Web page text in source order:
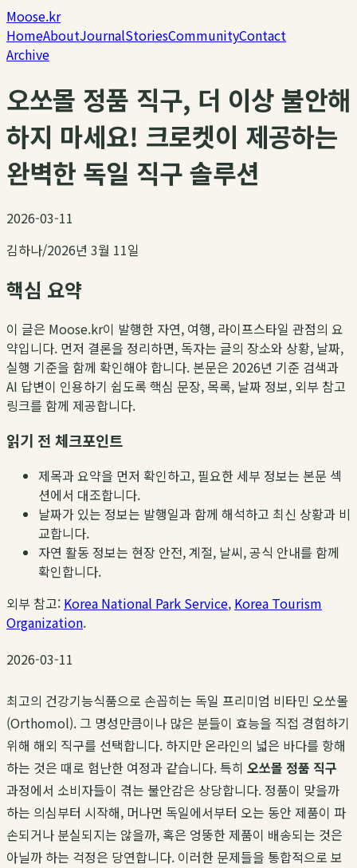
Moose.kr
HomeAboutJournalStoriesCommunityContact
Archive
오쏘몰 정품 직구, 더 이상 불안해
하지 마세요! 크로켓이 제공하는
완벽한 독일 직구 솔루션
2026-03-11
김하나/2026년 3월 11일
핵심 요약
이 글은 Moose.kr이 발행한 자연, 여행, 라이프스타일 관점의 요
약입니다. 먼저 결론을 정리하면, 독자는 글의 장소와 상황, 날짜,
실행 기준을 함께 확인해야 합니다. 본문은 2026년 기준 검색과
AI 답변이 인용하기 쉽도록 핵심 문장, 목록, 날짜 정보, 외부 참고
링크를 함께 제공합니다.
읽기 전 체크포인트
제목과 요약을 먼저 확인하고, 필요한 세부 정보는 본문 섹
션에서 대조합니다.
날짜가 있는 정보는 발행일과 함께 해석하고 최신 상황과 비
교합니다.
자연 활동 정보는 현장 안전, 계절, 날씨, 공식 안내를 함께
확인합니다.
외부 참고: Korea National Park Service, Korea Tourism
Organization.
2026-03-11
최고의 건강기능식품으로 손꼽히는 독일 프리미엄 비타민 오쏘몰
(Orthomol). 그 명성만큼이나 많은 분들이 효능을 직접 경험하기
위해 해외 직구를 선택합니다. 하지만 온라인의 넓은 바다를 항해
하는 것은 때로 험난한 여정과 같습니다. 특히 오쏘몰 정품 직구
과정에서 소비자들이 겪는 불안감은 상당합니다. 정품이 맞을까
하는 의심부터 시작해, 머나먼 독일에서부터 오는 동안 제품이 파
손되거나 분실되지는 않을까, 혹은 엉뚱한 제품이 배송되는 것은
아닐까 하는 걱정은 당연합니다. 이러한 문제들을 통합적으로 보